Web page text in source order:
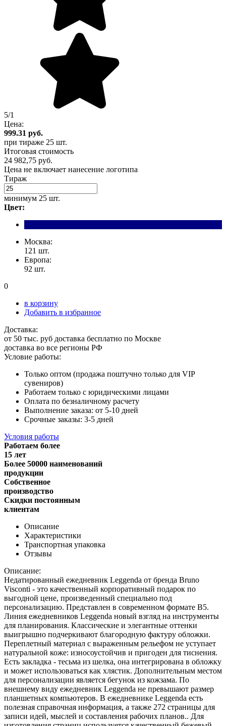
5/1
Цена:
999.31 руб.
при тираже 25 шт.
Итоговая стоимость
24 982,75 руб.
Цена не включает нанесение логотипа
Тираж
минимум 25 шт.
Цвет:
Москва:
121 шт.
Европа:
92 шт.
0
в корзину
Добавить в избранное
Доставка:
от 50 тыс. руб доставка бесплатно по Москве
доставка во все регионы РФ
Условие работы:
Только оптом (продажа поштучно только для VIP
сувениров)
Работаем только с юридическими лицами
Оплата по безналичному расчету
Выполнение заказа: от 5-10 дней
Срочные заказы: 3-5 дней
Условия работы
Работаем более
15 лет
Более 50000 наименований
продукции
Собственное
производство
Скидки постоянным
клиентам
Описание
Характеристики
Транспортная упаковка
Отзывы
Описание:
Недатированный ежедневник Leggenda от бренда Bruno
Visconti - это качественный корпоративный подарок по
выгодной цене, произведенный специально под
персонализацию. Представлен в современном формате B5.
Линия ежедневников Leggenda новый взгляд на инструменты
для планирования. Классические и элегантные оттенки
выигрышно подчеркивают благородную фактуру обложки.
Переплетный материал с выраженным рельефом не уступает
натуральной коже: износоустойчив и пригоден для тиснения.
Есть закладка - тесьма из шелка, она интегрирована в обложку
и может использоваться как хлястик. Дополнительным местом
для персонализации является бегунок из кожзама. По
внешнему виду ежедневник Leggenda не превышают размер
планшетных компьютеров. В ежедневнике Leggenda есть
полезная справочная информация, а также 272 страницы для
записи идей, мыслей и составления рабочих планов.. Для